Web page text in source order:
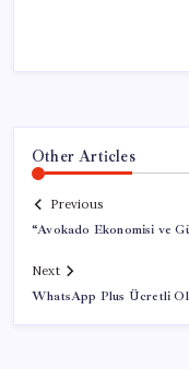
Other Articles
Previous
“Avokado Ekonomisi ve
Next
WhatsApp Plus Ücretli